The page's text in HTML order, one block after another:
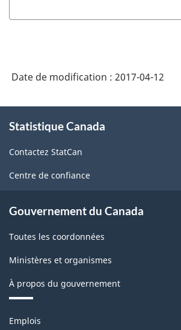
Date de modification : 2017-04-12
propos
ce
site
Statistique Canada
Contactez StatCan
Centre de confiance
Gouvernement du Canada
Toutes les coordonnées
Ministères et organismes
À propos du gouvernement
Thèmes
Emplois